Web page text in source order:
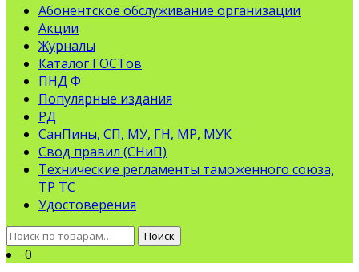
Абонентское обслуживание организации
Акции
Журналы
Каталог ГОСТов
ПНД Ф
Популярные издания
РД
СанПины, СП, МУ, ГН, МР, МУК
Свод правил (СНиП)
Технические регламенты таможенного союза,
ТР ТС
Удостоверения
Искать:
Поиск
0